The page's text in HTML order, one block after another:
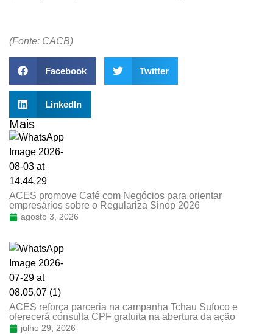
(Fonte: CACB)
Facebook Twitter
LinkedIn
Mais
ACES promove Café com Negócios para orientar
empresários sobre o Regulariza Sinop 2026
agosto 3, 2026
ACES reforça parceria na campanha Tchau Sufoco e
oferecerá consulta CPF gratuita na abertura da ação
julho 29, 2026